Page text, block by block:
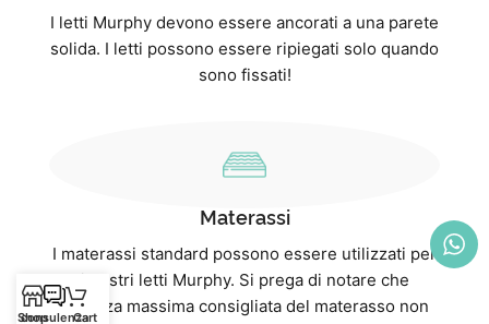
I letti Murphy devono essere ancorati a una parete
solida. I letti possono essere ripiegati solo quando
sono fissati!
Materassi
I materassi standard possono essere utilizzati per
i nostri letti Murphy. Si prega di notare che
l'altezza massima consigliata del materasso non
Shop
consulenza
Cart